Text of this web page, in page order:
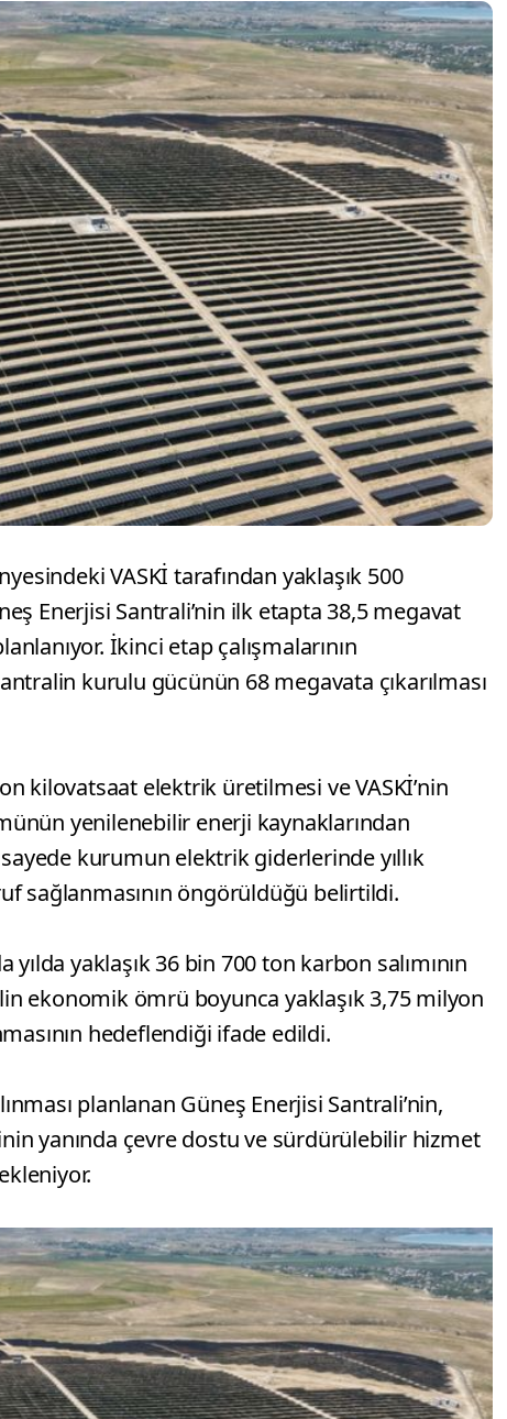
VASKİ tarafından yaklaşık 500
Enerjisi Santrali’nin ilk etapta 38,5 megavat
İkinci etap çalışmalarının
kurulu gücünün 68 megavata çıkarılması
kilovatsaat elektrik üretilmesi ve VASKİ’nin
yenilenebilir enerji kaynaklarından
sayede kurumun elektrik giderlerinde yıllık
sağlanmasının öngörüldüğü belirtildi.
yaklaşık 36 bin 700 ton karbon salımının
ekonomik ömrü boyunca yaklaşık 3,75 milyon
hedeflendiği ifade edildi.
planlanan Güneş Enerjisi Santrali’nin,
yanında çevre dostu ve sürdürülebilir hizmet